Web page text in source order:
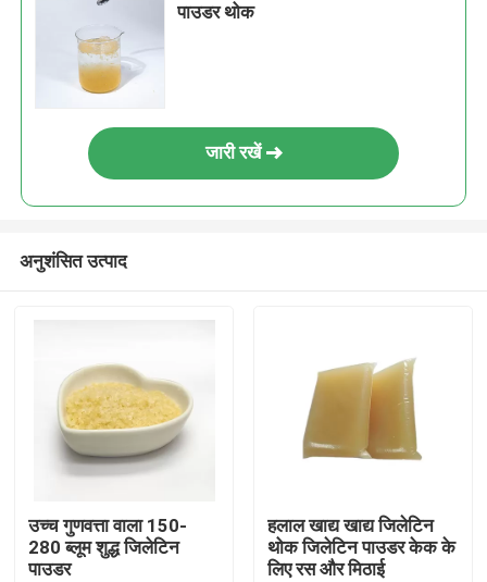
पाउडर थोक
जारी रखें
अनुशंसित उत्पाद
उच्च गुणवत्ता वाला 150-
280 ब्लूम शुद्ध जिलेटिन
पाउडर
हलाल खाद्य खाद्य जिलेटिन
थोक जिलेटिन पाउडर केक के
लिए रस और मिठाई